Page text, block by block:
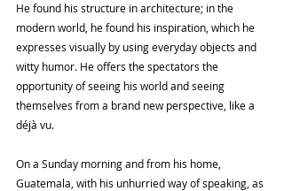
He found his structure in architecture; in the
modern world, he found his inspiration, which he
expresses visually by using everyday objects and
witty humor. He offers the spectators the
opportunity of seeing his world and seeing
themselves from a brand new perspective, like a
déjà vu.
On a Sunday morning and from his home,
Guatemala, with his unhurried way of speaking, as